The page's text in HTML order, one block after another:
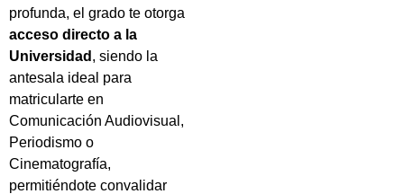
profunda, el grado te otorga
acceso directo a la
Universidad , siendo la
antesala ideal para
matricularte en
Comunicación Audiovisual,
Periodismo o
Cinematografía,
permitiéndote convalidar